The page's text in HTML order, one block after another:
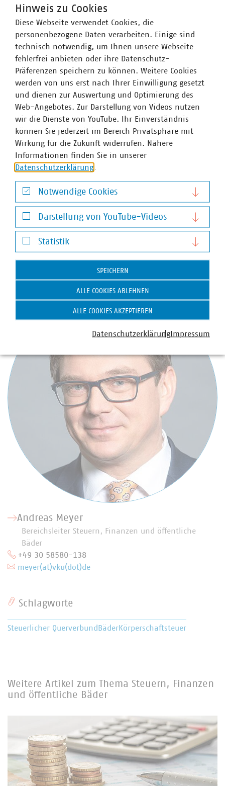
Damit können nun auch die Arbeiten an dem
Anwendungsschreiben zu den neuen Möglichkeiten,
Bäder in den Querverbund einzubeziehen, wieder
aufgenommen werden. Das BMF hatte im letzten Jahr
hierzu - den Vorschlägen des VKU und der kommunalen
Spitzenverbände folgend - einen Entwurf übersandt,
wonach die Einbeziehung von Bädern in den
Querverbund künftig auch mittels Wärmepumpe, mittels
hybrider Photovoltaikanlagen oder durch Einbindung des
Bades in ein Fernwärmenetz möglich werden soll. Zu dem
Entwurf hatten die Verbände noch einmal Stellung
genommen. Seither wird das finale
Anwendungsschreiben erwartet. Da in diesem Schreiben
jedoch auch Fragen zur Kettenzusammenfassung
aufgegriffen werden, musste die Finanzverwaltung
zunächst entscheiden, wie sie mit dem BFH-Urteil
umgehen wird. Nachdem dies nun geklärt ist, geht der
VKU davon aus, dass das Schreiben – hoffentlich zeitnah
– veröffentlicht wird.
Andreas Meyer
Bereichsleiter Steuern, Finanzen und öffentliche
Bäder
+49 30 58580-138
meyer(at)vku(dot)de
Schlagworte
Steuerlicher Querverbund BäderKörperschaftsteuer
Weitere Artikel zum Thema Steuern, Finanzen
und öffentliche Bäder
Hinweis zu Cookies
Diese Webseite verwendet Cookies, die
personenbezogene Daten verarbeiten. Einige sind
technisch notwendig, um Ihnen unsere Webseite
fehlerfrei anbieten oder ihre Datenschutz-
Präferenzen speichern zu können. Weitere Cookies
werden von uns erst nach Ihrer Einwilligung gesetzt
und dienen zur Auswertung und Optimierung des
Web-Angebotes. Zur Darstellung von Videos nutzen
wir die Dienste von YouTube. Ihr Einverständnis
können Sie jederzeit im Bereich Privatsphäre mit
Wirkung für die Zukunft widerrufen. Nähere
Informationen finden Sie in unserer
Datenschutzerklärung.
Notwendige Cookies
Notwendige Cookies
Darstellung von YouTube-Videos
Darstellung von YouTube-Videos
Statistik
Statistik
SPEICHERN
ALLE COOKIES ABLEHNEN
ALLE COOKIES AKZEPTIEREN
DatenschutzerklärungImpressum